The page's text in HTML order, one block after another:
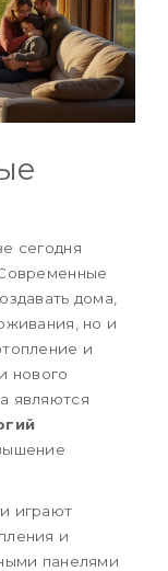
сегодня
дома,
но и
и
нового
являются
играют
и
панелями